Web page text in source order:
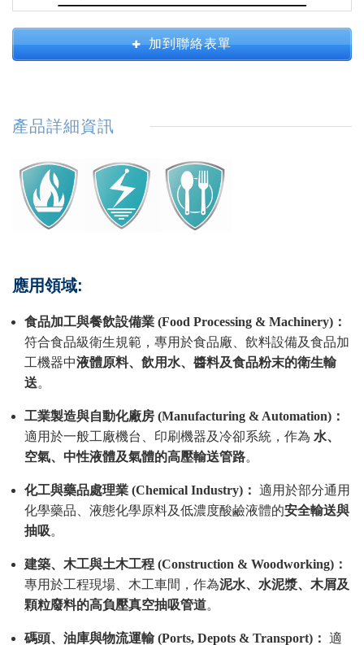
加到聯絡表單
產品詳細資訊
應用領域:
食品加工與餐飲設備業 (Food Processing & Machinery)：
符合食品級衛生規範，專用於食品廠、飲料設備及食品加
工機器中液體原料、飲用水、醬料及食品粉末的衛生輸
送。
工業製造與自動化廠房 (Manufacturing & Automation)：
適用於一般工廠機台、印刷機器及冷卻系統，作為 水、
空氣、中性液體及氣體的高壓輸送管路。
化工與藥品處理業 (Chemical Industry)： 適用於部分通用
化學藥品、液態化學原料及低濃度酸鹼液體的安全輸送與
抽吸。
建築、木工與土木工程 (Construction & Woodworking)：
專用於工程現場、木工車間，作為泥水、水泥漿、木屑及
顆粒廢料的高負壓真空抽吸管道。
碼頭、油庫與物流運輸 (Ports, Depots & Transport)： 適